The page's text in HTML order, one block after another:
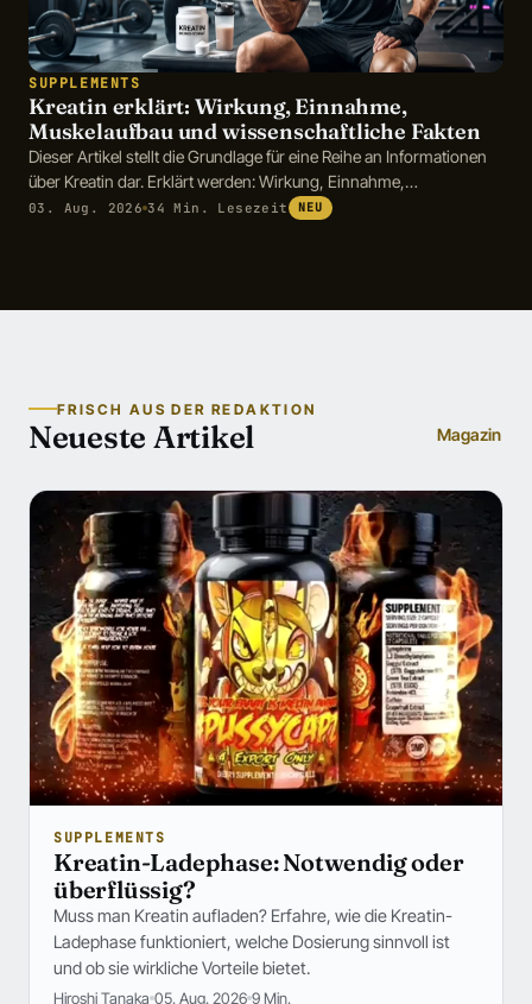
SUPPLEMENTS
Kreatin erklärt: Wirkung, Einnahme,
Muskelaufbau und wissenschaftliche Fakten
Dieser Artikel stellt die Grundlage für eine Reihe an Informationen
über Kreatin dar. Erklärt werden: Wirkung, Einnahme,
Muskelaufbau und wissenschaftliche Fakten
03. Aug. 2026 34 Min. Lesezeit NEU
FRISCH AUS DER REDAKTION
Neueste Artikel Magazin
SUPPLEMENTS
Kreatin-Ladephase: Notwendig oder
überflüssig?
Muss man Kreatin aufladen? Erfahre, wie die Kreatin-
Ladephase funktioniert, welche Dosierung sinnvoll ist
und ob sie wirkliche Vorteile bietet.
Hiroshi Tanaka 05. Aug. 2026 9 Min.